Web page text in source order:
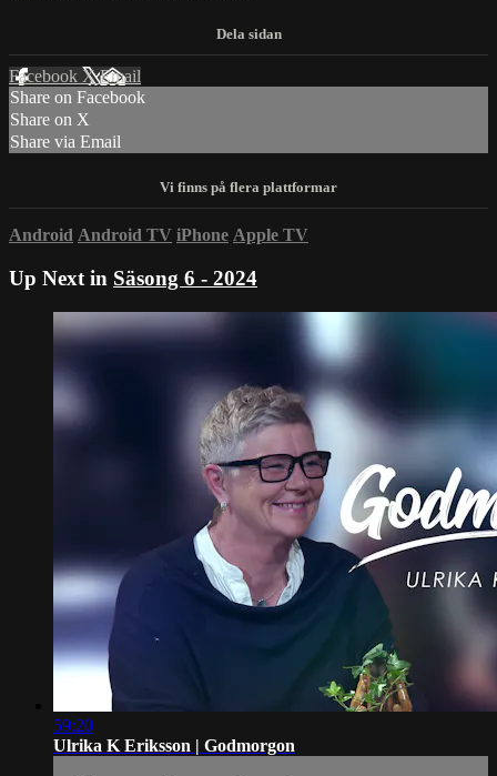
Facebook XEmail
Share on Facebook
Share on X
Share via Email
Android Android TV iPhone Apple TV
Up Next in Säsong 6 - 2024
59:20
Ulrika K Eriksson | Godmorgon